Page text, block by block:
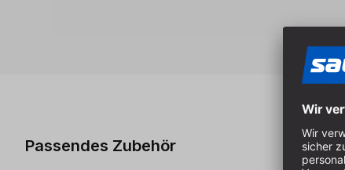
Passendes Zubehör